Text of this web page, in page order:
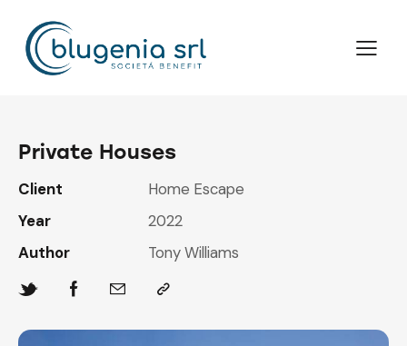
Private Houses
Client
Home Escape
Year
2022
Author
Tony Williams